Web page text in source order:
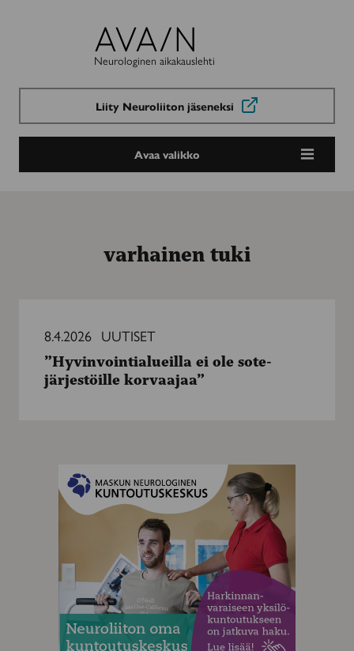
Avain-
lehti
Neurologinen aikakauslehti
Liity Neuroliiton jäseneksi
Avaa valikko
varhainen tuki
sote-
järjestöille
8.4.2026 UUTISET
”Hyvinvointialueilla ei ole sote-
järjestöille korvaajaa”